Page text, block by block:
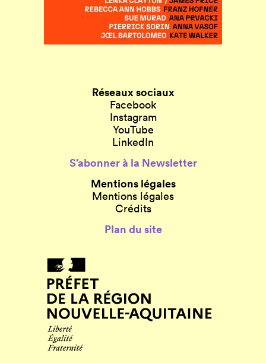
Réseaux sociaux
Facebook
Instagram
YouTube
LinkedIn
S’abonner à la Newsletter
Mentions légales
Mentions légales
Crédits
Plan du site